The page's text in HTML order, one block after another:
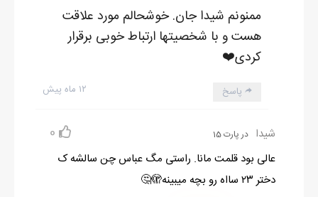
ممنونم شیدا جان. خوشحالم مورد علاقت
هست و با شخصیتها ارتباط خوبی برقرار
کردی❤️
۱۲ ماه پیش پاسخ
شیدا در پارت 15 0
عالی بود قلمت مانا. راستی مگ عباس چن سالشه ک
دختر ۲۳ سااه رو بچه میبینه🫣🤔